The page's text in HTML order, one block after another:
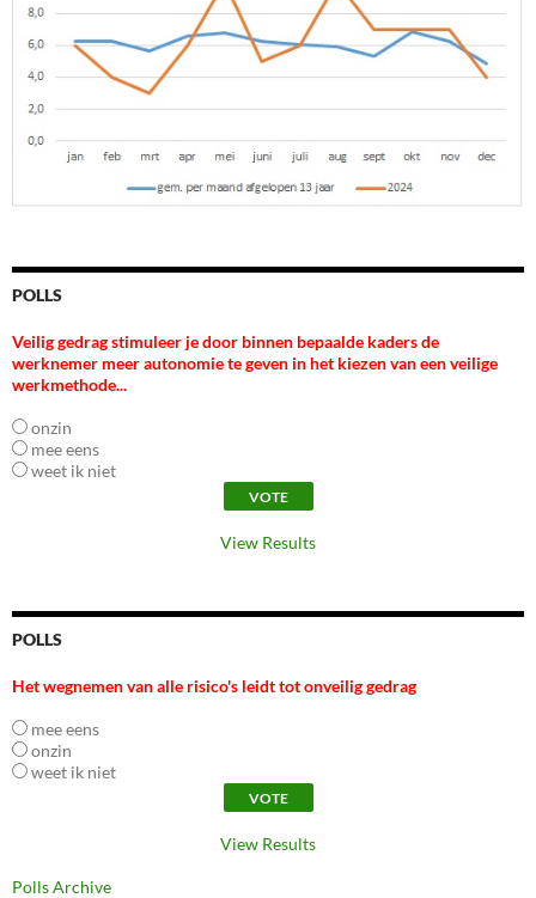
POLLS
Veilig gedrag stimuleer je door binnen bepaalde kaders de
werknemer meer autonomie te geven in het kiezen van een veilige
werkmethode...
onzin
mee eens
weet ik niet
View Results
POLLS
Het wegnemen van alle risico's leidt tot onveilig gedrag
mee eens
onzin
weet ik niet
View Results
Polls Archive